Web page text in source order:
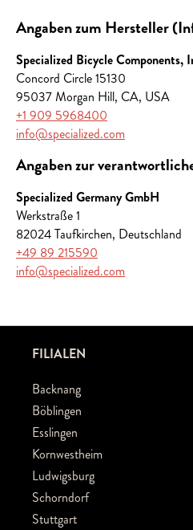
Angaben zum Hersteller
Specialized Bicycle Components,
Concord Circle 15130
95037 Morgan Hill, CA, USA
+1 909 5968400
info@specialized.com
Angaben zur
Specialized Germany GmbH
Werkstraße 1
82024 Taufkirchen, Deutschland
+49 89 215590
info@specialized.com
FILIALEN
Backnang
Böblingen
Esslingen
Kornwestheim
Ludwigsburg
Schorndorf
Stuttgart